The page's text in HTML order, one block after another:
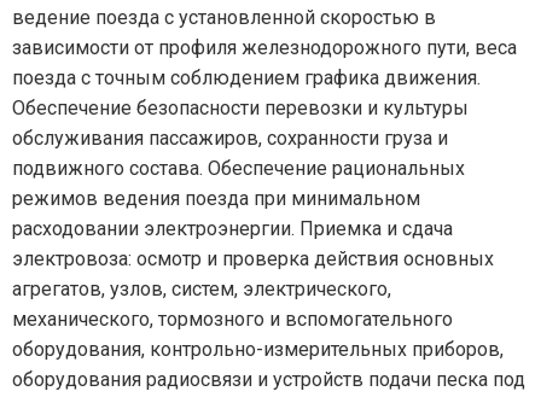
ведение поезда с установленной скоростью в
зависимости от профиля железнодорожного пути, веса
поезда с точным соблюдением графика движения.
Обеспечение безопасности перевозки и культуры
обслуживания пассажиров, сохранности груза и
подвижного состава. Обеспечение рациональных
режимов ведения поезда при минимальном
расходовании электроэнергии. Приемка и сдача
электровоза: осмотр и проверка действия основных
агрегатов, узлов, систем, электрического,
механического, тормозного и вспомогательного
оборудования, контрольно-измерительных приборов,
оборудования радиосвязи и устройств подачи песка под